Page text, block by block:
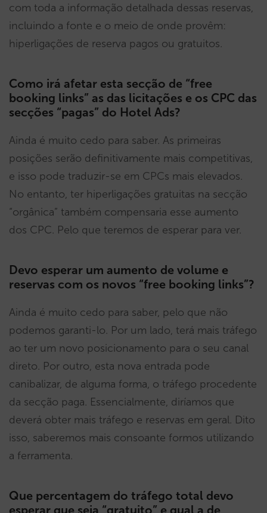
com toda a informação detalhada dessas reservas,
incluindo a fonte e o meio de onde provêm:
hiperligações de reserva pagos ou gratuitos.
Como irá afetar esta secção de “free
booking links” as das licitações e os CPC das
secções “pagas” do Hotel Ads?
Ainda é muito cedo para saber. As primeiras
posições serão definitivamente mais competitivas,
e isso pode traduzir-se em CPCs mais elevados.
No entanto, ter hiperligações gratuitas na secção
“orgânica” também compensaria esse aumento
dos CPC. Pelo que teremos de esperar para ver.
Devo esperar um aumento de volume e
reservas com os novos “free booking links”?
Ainda é muito cedo para saber, pelo que não
podemos garanti-lo. Por um lado, terá mais tráfego
ao ter um novo posicionamento para o seu canal
direto. Por outro, esta nova entrada pode
canibalizar, de alguma forma, o tráfego procedente
da secção paga. Essencialmente, diríamos que
deverá obter mais tráfego e reservas em geral. Dito
isso, saberemos mais consoante formos utilizando
a ferramenta.
Que percentagem do tráfego total devo
esperar que seja “gratuito” e qual a de